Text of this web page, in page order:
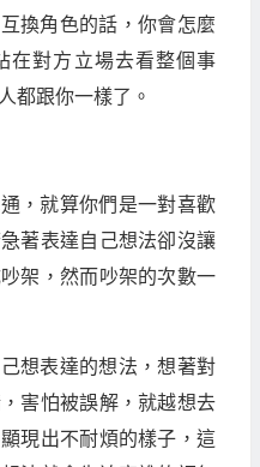
換角色的話，你會怎麼
在對方立場去看整個事
都跟你一樣了。
，就算你們是一對喜歡
著表達自己想法卻沒讓
架，然而吵架的次數一
想表達的想法，想著對
害怕被誤解，就越想去
現出不耐煩的樣子，這